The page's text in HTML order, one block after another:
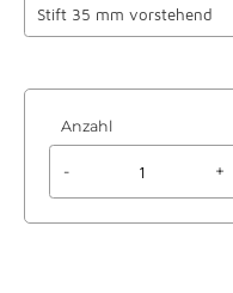
Anzahl
- +